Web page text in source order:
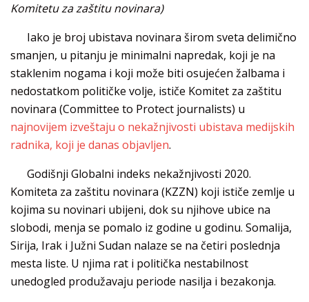
Komitetu za zaštitu novinara)
Iako je broj ubistava novinara širom sveta delimično
smanjen, u pitanju je minimalni napredak, koji je na
staklenim nogama i koji može biti osujećen žalbama i
nedostatkom političke volje, ističe Komitet za zaštitu
novinara (Committee to Protect journalists) u
najnovijem izveštaju o nekažnjivosti ubistava medijskih
radnika, koji je danas objavljen.
Godišnji Globalni indeks nekažnjivosti 2020.
Komiteta za zaštitu novinara (KZZN) koji ističe zemlje u
kojima su novinari ubijeni, dok su njihove ubice na
slobodi, menja se pomalo iz godine u godinu. Somalija,
Sirija, Irak i Južni Sudan nalaze se na četiri poslednja
mesta liste. U njima rat i politička nestabilnost
unedogled produžavaju periode nasilja i bezakonja.